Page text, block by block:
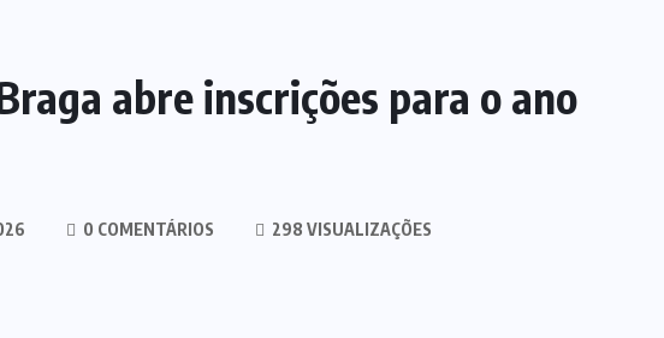
abre inscrições para o ano
0 COMENTÁRIOS 298 VISUALIZAÇÕES